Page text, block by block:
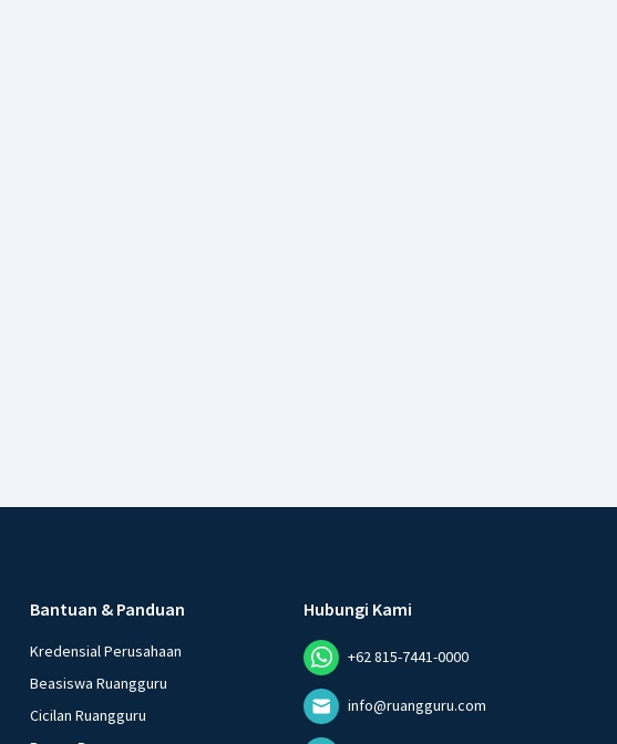
Bantuan & Panduan
Kredensial Perusahaan
Beasiswa Ruangguru
Cicilan Ruangguru
Hubungi Kami
+62 815-7441-0000
info@ruangguru.com